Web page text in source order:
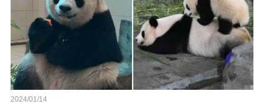
2024/01/14